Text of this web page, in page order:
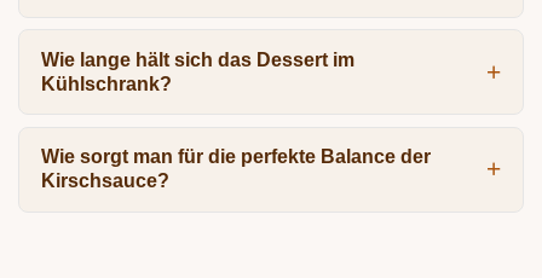
Wie lange hält sich das Dessert im
Kühlschrank?
Wie sorgt man für die perfekte Balance der
Kirschsauce?